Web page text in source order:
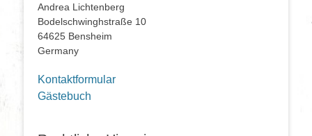
Andrea Lichtenberg
Bodelschwinghstraße 10
64625 Bensheim
Germany
Kontaktformular
Gästebuch